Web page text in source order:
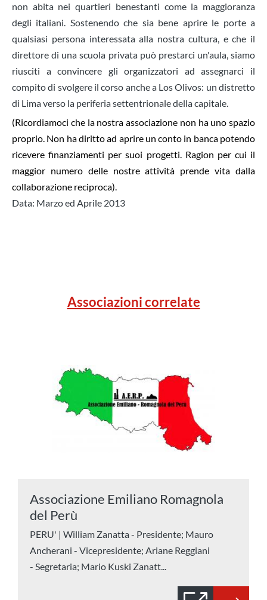
non abita nei quartieri benestanti come la maggioranza
degli italiani. Sostenendo che sia bene aprire le porte a
qualsiasi persona interessata alla nostra cultura, e che il
direttore di una scuola privata può prestarci un'aula, siamo
riusciti a convincere gli organizzatori ad assegnarci il
compito di svolgere il corso anche a Los Olivos: un distretto
di Lima verso la periferia settentrionale della capitale.
(Ricordiamoci che la nostra associazione non ha uno spazio
proprio. Non ha diritto ad aprire un conto in banca potendo
ricevere finanziamenti per suoi progetti. Ragion per cui il
maggior numero delle nostre attività prende vita dalla
collaborazione reciproca).
Data: Marzo ed Aprile 2013
Associazioni correlate
Associazione Emiliano Romagnola
del Perù
PERU' | William Zanatta - Presidente; Mauro
Ancherani - Vicepresidente; Ariane Reggiani
- Segretaria; Mario Kuski Zanatt...